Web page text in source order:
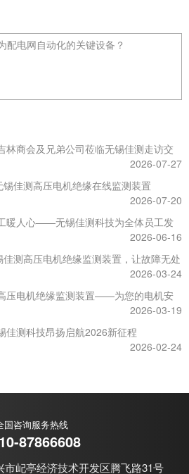
配电网自动化的关键设备？
商会及兄弟公司莅临无锡佳测走访交
2026-07-27
佳测高压电机绝缘在线监测装置
2026-07-20
暖人心——无锡佳测科技为全体员工发
2026-06-16
佳测高压电机绝缘监测装置，让故障无处
2026-03-24
压电机绝缘监测装置——为您的电机安
2026-03-19
佳测科技昂扬启航2026新征程
2026-02-24
国咨询服务热线
87866608
屺亭经济技术开发区腾飞路31号